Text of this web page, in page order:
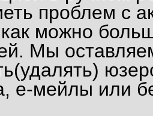
проблем с
как можно
Мы
е-мейлы или